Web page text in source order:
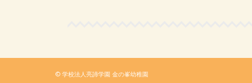
© 学校法人亮諦学園 金の峯幼稚園